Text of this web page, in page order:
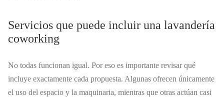
Servicios que puede incluir una lavandería
coworking
No todas funcionan igual. Por eso es importante revisar qué
incluye exactamente cada propuesta. Algunas ofrecen únicamente
el uso del espacio y la maquinaria, mientras que otras actúan casi